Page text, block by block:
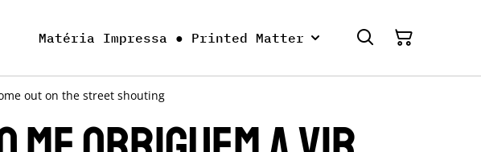
Matéria Impressa ● Printed Matter
out on the street shouting